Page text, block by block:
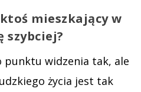
mieszkający w
szybciej?
punktu widzenia tak, ale
życia jest tak